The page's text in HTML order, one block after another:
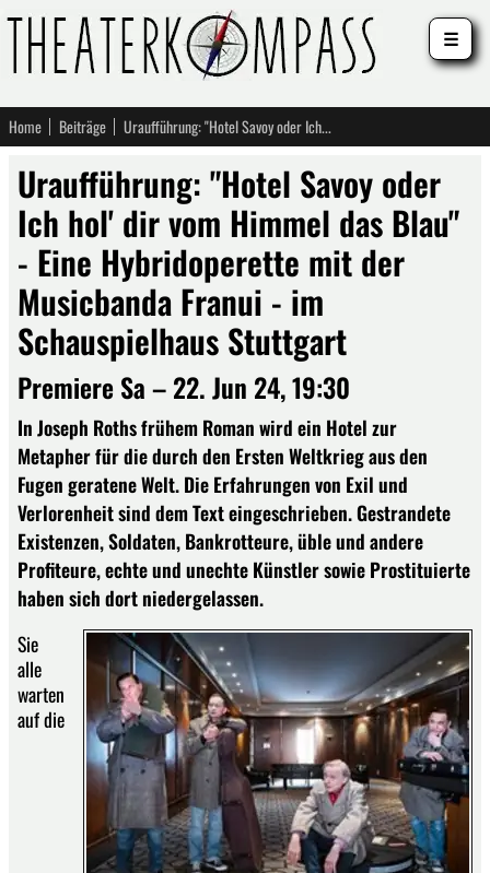
Home Beiträge Uraufführung: "Hotel Savoy oder Ich hol' dir vom Himmel das Blau" - Eine Hybridoperette mit der Musicbanda Franui - im Schauspielhaus Stuttgart
Uraufführung: "Hotel Savoy oder
Ich hol' dir vom Himmel das Blau"
- Eine Hybridoperette mit der
Musicbanda Franui - im
Schauspielhaus Stuttgart
Premiere Sa – 22. Jun 24, 19:30
In Joseph Roths frühem Roman wird ein Hotel zur
Metapher für die durch den Ersten Weltkrieg aus den
Fugen geratene Welt. Die Erfahrungen von Exil und
Verlorenheit sind dem Text eingeschrieben. Gestrandete
Existenzen, Soldaten, Bankrotteure, üble und andere
Profiteure, echte und unechte Künstler sowie Prostituierte
haben sich dort niedergelassen.
Sie
alle
warten
auf die
☰